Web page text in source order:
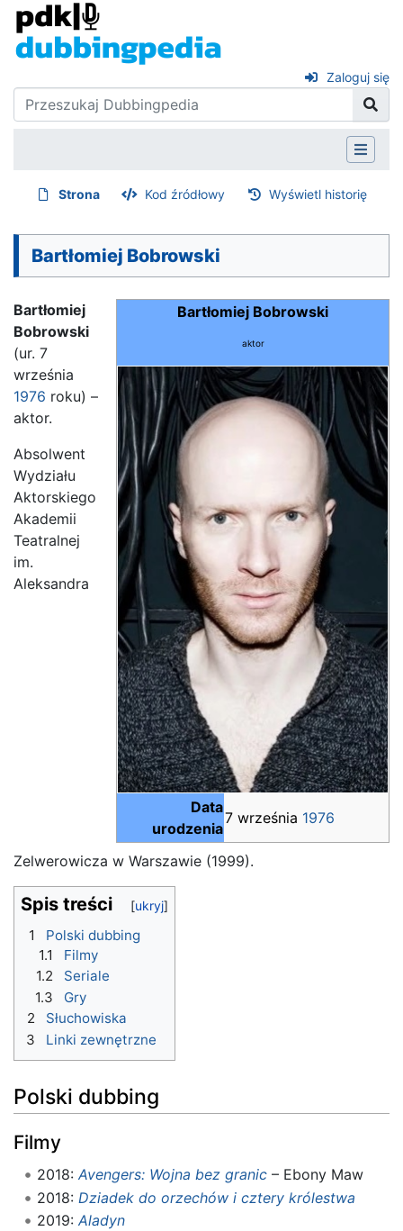
Zaloguj się
Strona Kod źródłowy Wyświetl historię
Bartłomiej Bobrowski
Bartłomiej Bobrowski
aktor
Data
urodzenia
7 września 1976
Bartłomiej
Bobrowski
(ur. 7
września
1976 roku) –
aktor.
Absolwent
Wydziału
Aktorskiego
Akademii
Teatralnej
im.
Aleksandra
Zelwerowicza w Warszawie (1999).
Spis treści
1
Polski dubbing
1.1
Filmy
1.2
Seriale
1.3
Gry
2
Słuchowiska
3
Linki zewnętrzne
Polski dubbing
Filmy
2018: Avengers: Wojna bez granic– Ebony Maw
2018: Dziadek do orzechów i cztery królestwa
2019: Aladyn